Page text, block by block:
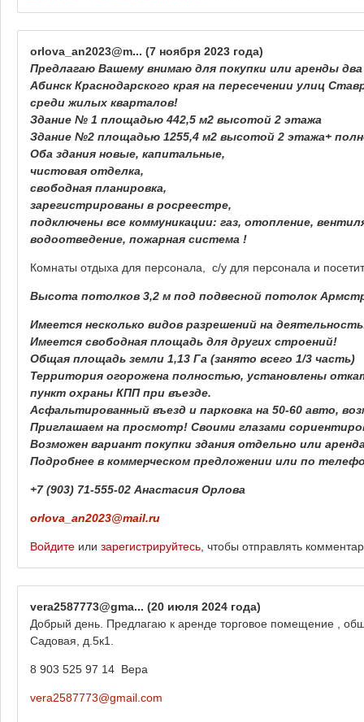
orlova_an2023@m... (7 ноября 2023 года)
Предлагаю Вашему внимаю для покупки или аренды
Абинск Краснодарского края на пересечении улиц
среди жилых кварталов!
Здание № 1 площадью 442,5 м2 высотой 2 этажа
Здание №2 площадью 1255,4 м2 высотой 2 этажа+
Оба здания новые, капитальные,
чистовая отделка,
свободная планировка,
зарегистрированы в росреестре,
подключены все коммуникации: газ, отопление,
водоотведение, пожарная система !
Комнаты отдыха для персонала, с/у для персонала и
Высота потолков 3,2 м под подвесной потолок
Имеется несколько видов разрешений на
Имеется свободная площадь для других строений!
Общая площадь земли 1,13 Га (занято всего 1/3 часть)
Территория огорожена полностью, установлены
пункт охраны КПП при въезде.
Асфальтированный въезд и парковка на 50-60 авто,
Приглашаем на просмотр! Своими глазами
Возможен вариант покупки здания отдельно или
Подробнее в коммерческом предложении или по
+7 (903) 71-555-02 Анастасия Орлова
orlova_an2023@mail.ru
Войдите или зарегистрируйтесь , чтобы отправлять
vera2587773@gma... (20 июля 2024 года)
Добрый день. Предлагаю к аренде торговое помещение ,
Садовая, д.5к1.
8 903 525 97 14 Вера
vera2587773@gmail.com